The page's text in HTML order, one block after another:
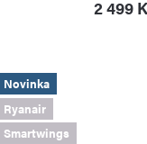
2 499
Novinka
Ryanair
Smartwings